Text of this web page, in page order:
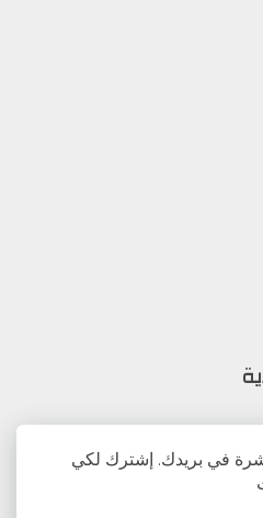
في بريدك. إشترك لكي